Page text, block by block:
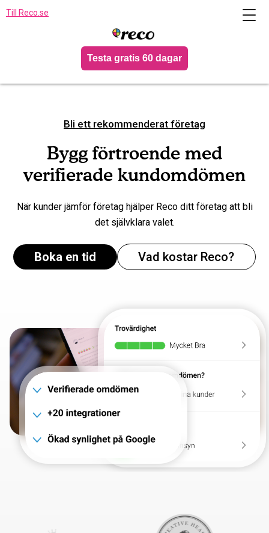
Till Reco.se
Testa gratis 60 dagar
Bli ett rekommenderat företag
Bygg förtroende med
verifierade kundomdömen
När kunder jämför företag hjälper Reco ditt företag att bli
det självklara valet.
Boka en tid Vad kostar Reco?